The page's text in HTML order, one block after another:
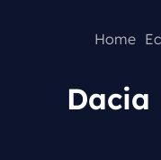
Home
Dacia